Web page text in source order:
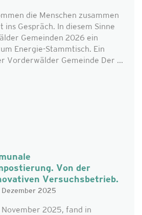
die Menschen zusammen
ins Gespräch. In diesem Sinne
Gemeinden 2026 ein
Energie-Stammtisch. Ein
Vorderwälder Gemeinde Der ...
Von der
Versuchsbetrieb.
2025
2025, fand in